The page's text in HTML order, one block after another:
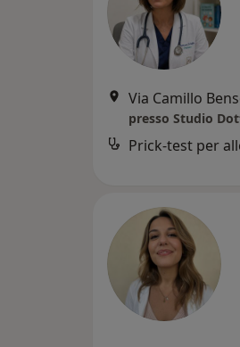
presso Studio
Prick-test per